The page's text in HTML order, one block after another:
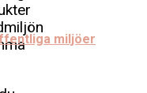
miljöer